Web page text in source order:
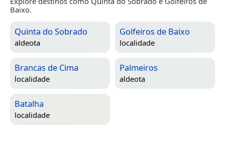
Baixo.
Quinta do Sobrado
aldeota
Golfeiros de Baixo
localidade
Brancas de Cima
localidade
Palmeiros
aldeota
Batalha
localidade